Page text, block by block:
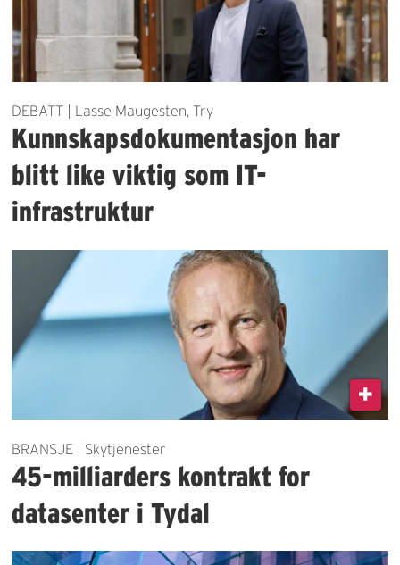
DEBATT | Lasse Maugesten, Try
Kunnskapsdokumentasjon har
blitt like viktig som IT-
infrastruktur
BRANSJE | Skytjenester
45-milliarders kontrakt for
datasenter i Tydal